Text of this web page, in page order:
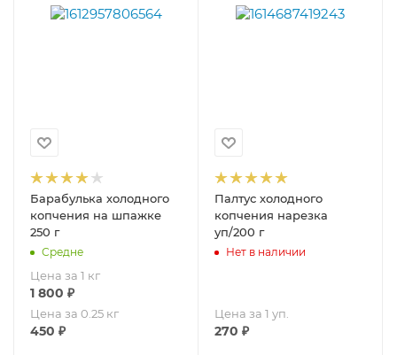
Барабулька холодного
копчения на шпажке
250 г
Средне
Цена за 1 кг
1 800 ₽
Цена за 0.25 кг
450 ₽
Палтус холодного
копчения нарезка
уп/200 г
Нет в наличии
Цена за 1 уп.
270 ₽